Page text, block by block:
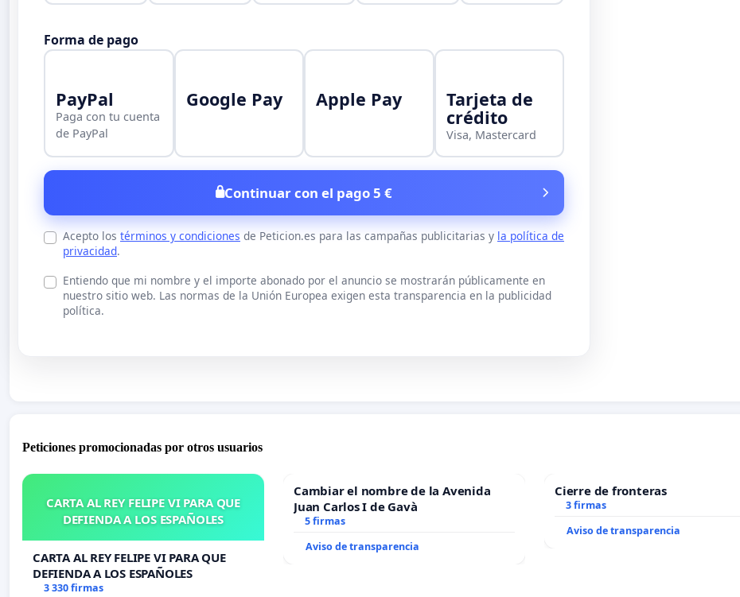
Forma de pago
PayPal
Paga con tu cuenta
de PayPal
Google Pay Apple Pay Tarjeta de
crédito
Visa, Mastercard
Continuar con el pago 5 €
Acepto los términos y condiciones de Peticion.es para las campañas publicitarias y la política de
privacidad.
Entiendo que mi nombre y el importe abonado por el anuncio se mostrarán públicamente en
nuestro sitio web. Las normas de la Unión Europea exigen esta transparencia en la publicidad
política.
Peticiones promocionadas por otros usuarios
CARTA AL REY FELIPE VI PARA QUE
DEFIENDA A LOS ESPAÑOLES
CARTA AL REY FELIPE VI PARA QUE
DEFIENDA A LOS ESPAÑOLES
3 330 firmas
Cambiar el nombre de la Avenida
Juan Carlos I de Gavà
5 firmas
Aviso de transparencia
Cierre de fronteras
3 firmas
Aviso de transparencia